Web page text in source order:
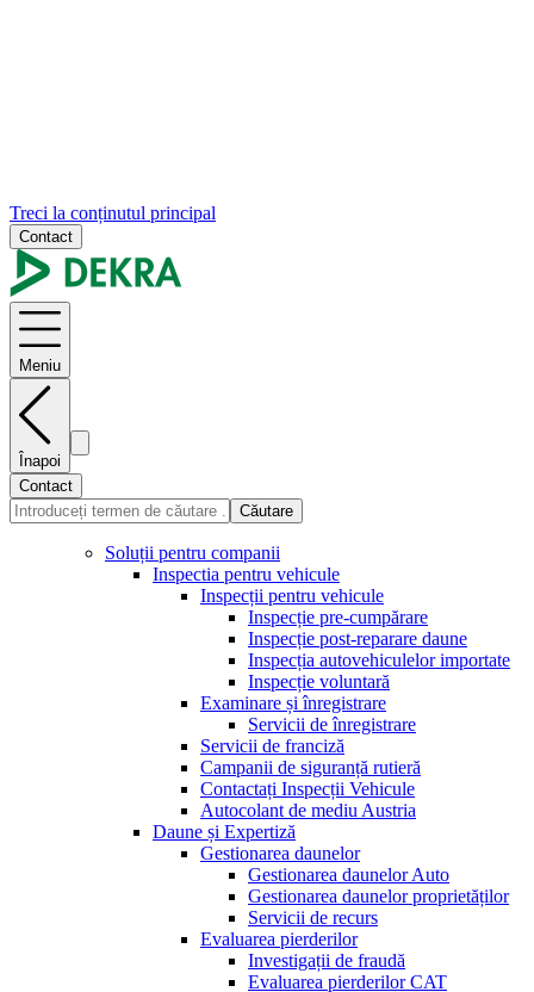
Treci la conținutul principal
Contact
Meniu
Înapoi
Contact
Căutare
Soluții pentru companii
Inspectia pentru vehicule
Inspecții pentru vehicule
Inspecție pre-cumpărare
Inspecție post-reparare daune
Inspecția autovehiculelor importate
Inspecție voluntară
Examinare și înregistrare
Servicii de înregistrare
Servicii de franciză
Campanii de siguranță rutieră
Contactați Inspecții Vehicule
Autocolant de mediu Austria
Daune și Expertiză
Gestionarea daunelor
Gestionarea daunelor Auto
Gestionarea daunelor proprietăților
Servicii de recurs
Evaluarea pierderilor
Investigații de fraudă
Evaluarea pierderilor CAT